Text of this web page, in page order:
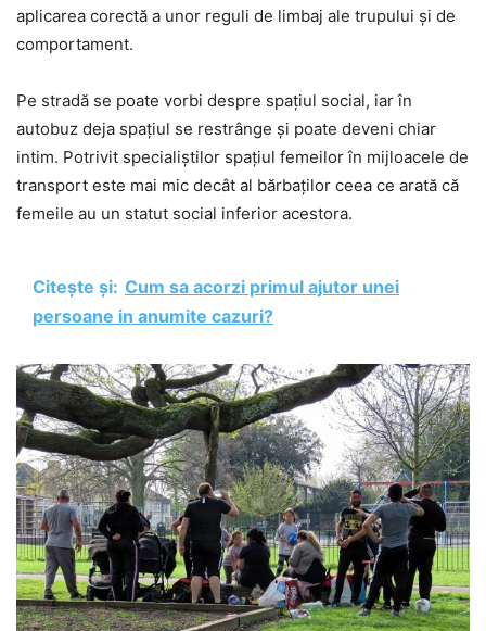
aplicarea corectă a unor reguli de limbaj ale trupului și de
comportament.
Pe stradă se poate vorbi despre spațiul social, iar în
autobuz deja spațiul se restrânge și poate deveni chiar
intim. Potrivit specialiștilor spațiul femeilor în mijloacele de
transport este mai mic decât al bărbaților ceea ce arată că
femeile au un statut social inferior acestora.
Citește și: Cum sa acorzi primul ajutor unei
persoane in anumite cazuri?